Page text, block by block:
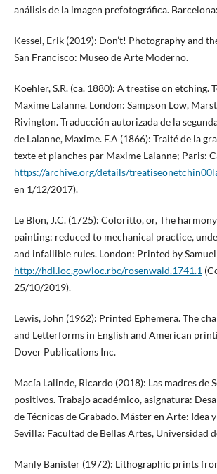
análisis de la imagen prefotográfica.
Kessel, Erik (2019): Don’t! Photography and
San Francisco: Museo de Arte Moderno.
Koehler, S.R. (ca. 1880): A treatise on etching.
Maxime Lalanne. London: Sampson Low,
Rivington. Traducción autorizada de la
de Lalanne, Maxime. F.A (1866): Traité de la
texte et planches par Maxime Lalanne; Paris:
https://archive.org/details/
en 1/12/2017).
Le Blon, J.C. (1725): Coloritto, or, The
painting: reduced to mechanical practice,
and infallible rules. London: Printed by
http://hdl.loc.gov/loc.rbc/rosenwald.1741.1
25/10/2019).
Lewis, John (1962): Printed Ephemera. The
and Letterforms in English and American
Dover Publications Inc.
Macía Lalinde, Ricardo (2018): Las madres de
positivos. Trabajo académico, asignatura:
de Técnicas de Grabado. Máster en Arte: Idea
Sevilla: Facultad de Bellas Artes, Universidad
Manly Banister (1972): Lithographic prints